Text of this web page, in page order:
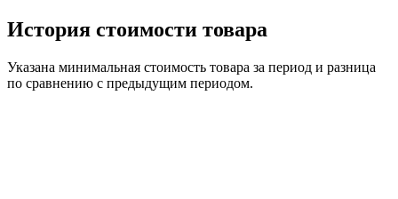
История стоимости товара
Указана минимальная стоимость товара за период и разница
по сравнению с предыдущим периодом.